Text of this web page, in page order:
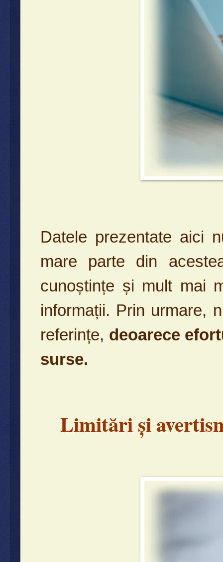
Datele prezentate aici
mare parte din
cunoștințe și mult mai
informații. Prin urmare,
referințe, deoarece
surse.
Limitări și